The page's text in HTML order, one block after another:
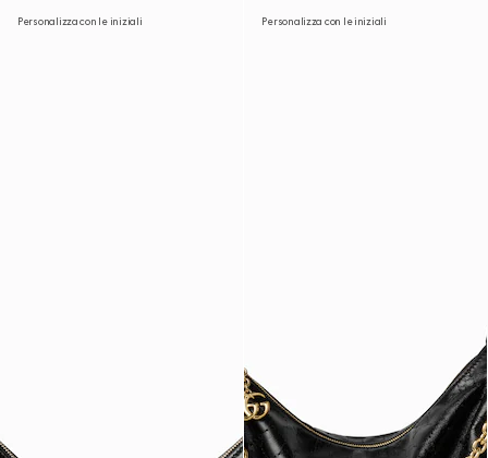
Personalizza con le iniziali Personalizza con le iniziali